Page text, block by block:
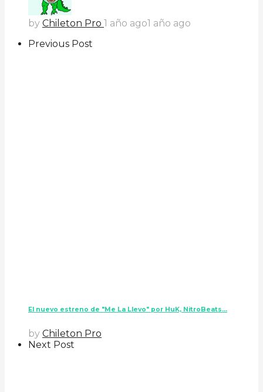
by Chileton Pro 1 año ago1 año ago
Previous Post
El nuevo estreno de "Me La Llevo" por HuK, NitroBeats...
by Chileton Pro
Next Post